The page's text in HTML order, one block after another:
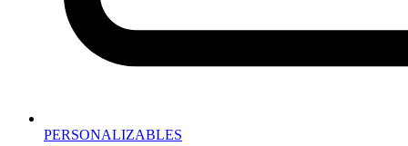
PERSONALIZABLES